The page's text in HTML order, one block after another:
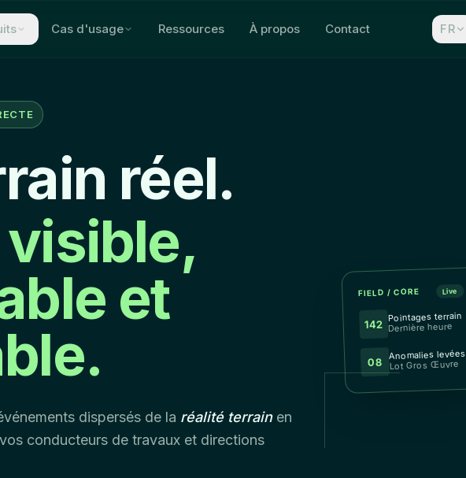
Cas d'usage Ressources À propos Contact FR
réel.
et
dispersés de la réalité terrainen
conducteurs de travaux et directions
FIELD / CORE Live
142
Pointages terrain
Dernière heure
08
Anomalies levées
Lot Gros Œuvre